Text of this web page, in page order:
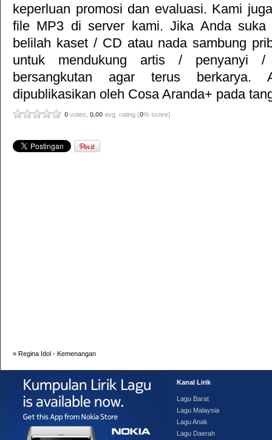
keperluan promosi dan evaluasi. Kami
file MP3 di server kami. Jika Anda
belilah kaset / CD atau nada sambung
untuk mendukung artis / penyanyi
bersangkutan agar terus berkarya.
dipublikasikan oleh Cosa Aranda+ pada
0 votes, 0.00 avg. rating (0% score)
« Regina Idol - Kemenangan
Kanal Lirik
Lagu Barat
Lagu Malaysia
Lagu Anak
Lagu Daerah